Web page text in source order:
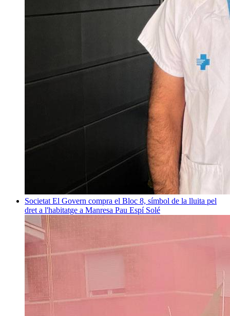
Societat El Govern compra el Bloc 8, símbol de la lluita pel
dret a l'habitatge a Manresa Pau Espí Solé